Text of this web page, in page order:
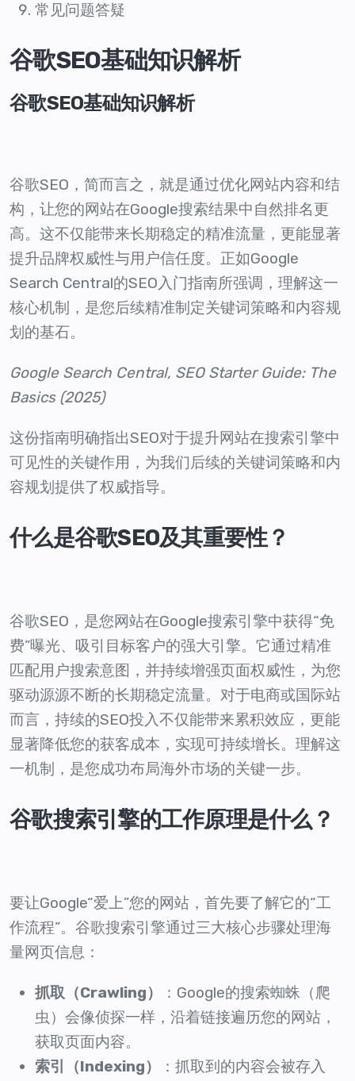
常见问题答疑
谷歌SEO基础知识解析
谷歌SEO基础知识解析
谷歌SEO，简而言之，就是通过优化网站内容和结
构，让您的网站在Google搜索结果中自然排名更
高。这不仅能带来长期稳定的精准流量，更能显著
提升品牌权威性与用户信任度。正如Google
Search Central的SEO入门指南所强调，理解这一
核心机制，是您后续精准制定关键词策略和内容规
划的基石。
Google Search Central, SEO Starter Guide: The
Basics (2025)
这份指南明确指出SEO对于提升网站在搜索引擎中
可见性的关键作用，为我们后续的关键词策略和内
容规划提供了权威指导。
什么是谷歌SEO及其重要性？
谷歌SEO，是您网站在Google搜索引擎中获得“免
费”曝光、吸引目标客户的强大引擎。它通过精准
匹配用户搜索意图，并持续增强页面权威性，为您
驱动源源不断的长期稳定流量。对于电商或国际站
而言，持续的SEO投入不仅能带来累积效应，更能
显著降低您的获客成本，实现可持续增长。理解这
一机制，是您成功布局海外市场的关键一步。
谷歌搜索引擎的工作原理是什么？
要让Google“爱上”您的网站，首先要了解它的“工
作流程”。谷歌搜索引擎通过三大核心步骤处理海
量网页信息：
抓取（Crawling）
：Google的搜索蜘蛛（爬
虫）会像侦探一样，沿着链接遍历您的网站，
获取页面内容。
索引（Indexing）
：抓取到的内容会被存入